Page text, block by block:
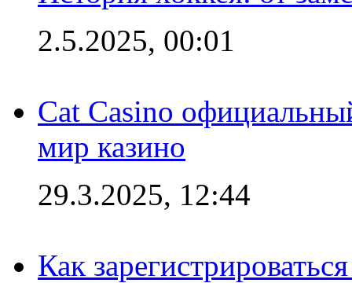
2.5.2025, 00:01
Cat Casino
мир казино
29.3.2025, 12:44
Как